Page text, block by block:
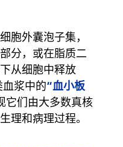
胞外囊泡子集，
分，或在脂质二
从细胞中释放
浆中的“血小板
它们由大多数真核
理和病理过程。